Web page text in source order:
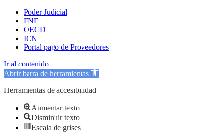
Poder Judicial
FNE
OECD
ICN
Portal pago de Proveedores
Ir al contenido
Abrir barra de herramientas
Herramientas de accesibilidad
Aumentar texto
Disminuir texto
Escala de grises